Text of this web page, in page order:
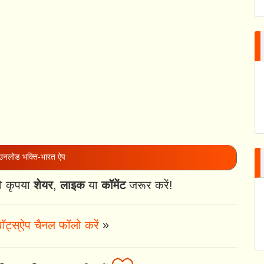
भक्ति-भारत ऐप
कृपयाशेयर,लाइकयाकॉमेंटजरूर करें!
चैनल फॉलो करें »